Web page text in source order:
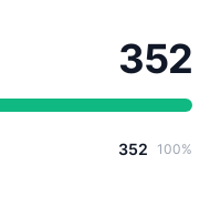
352
352 100%